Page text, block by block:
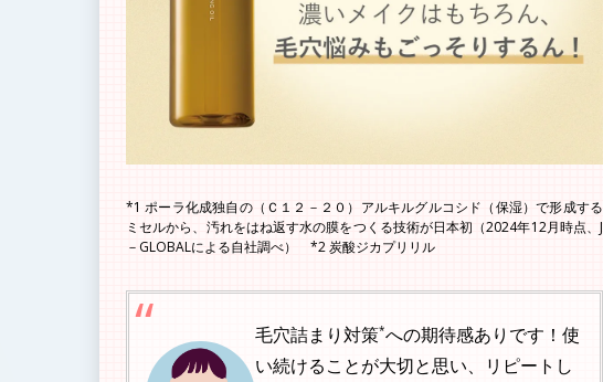
*1 ポーラ化成独自の（Ｃ１２－２０）アルキルグルコシド（保湿）で形成する
ミセルから、汚れをはね返す水の膜をつくる技術が日本初（2024年12月時点、J
－GLOBALによる自社調べ） *2 炭酸ジカプリリル
毛穴詰まり対策*への期待感ありです！使
い続けることが大切と思い、リピートし